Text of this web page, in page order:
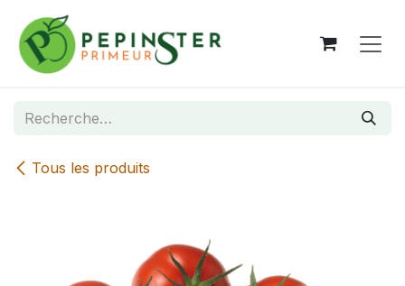
Se rendre au contenu
Tous les produits